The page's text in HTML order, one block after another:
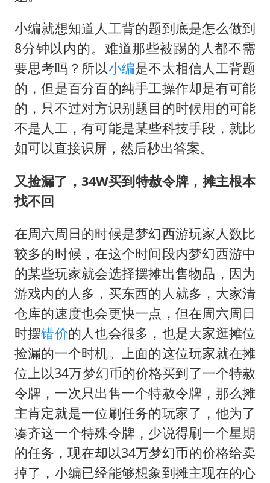
小编就想知道人工背的题到底是怎么做到
8分钟以内的。难道那些被踢的人都不需
要思考吗？所以小编是不太相信人工背题
的，但是百分百的纯手工操作却是有可能
的，只不过对方识别题目的时候用的可能
不是人工，有可能是某些科技手段，就比
如可以直接识屏，然后秒出答案。
又捡漏了，34W买到特赦令牌，摊主根本
找不回
在周六周日的时候是梦幻西游玩家人数比
较多的时候，在这个时间段内梦幻西游中
的某些玩家就会选择摆摊出售物品，因为
游戏内的人多，买东西的人就多，大家清
仓库的速度也会更快一点，但在周六周日
时摆错价的人也会很多，也是大家逛摊位
捡漏的一个时机。上面的这位玩家就在摊
位上以34万梦幻币的价格买到了一个特赦
令牌，一次只出售一个特赦令牌，那么摊
主肯定就是一位刷任务的玩家了，他为了
凑齐这一个特殊令牌，少说得刷一个星期
的任务，现在却以34万梦幻币的价格给卖
掉了，小编已经能够想象到摊主现在的心